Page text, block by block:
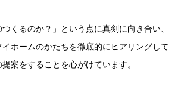
つくるのか？」という点に真剣に向き合い、
ホームのかたちを徹底的にヒアリングして
案をすることを心がけています。